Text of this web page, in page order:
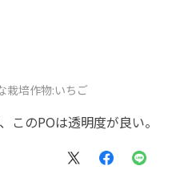
栽培作物:いちご
のPOは透明度が良い。